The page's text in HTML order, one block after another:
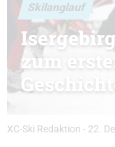
Skilanglauf
zum
XC-Ski Redaktion - 22.